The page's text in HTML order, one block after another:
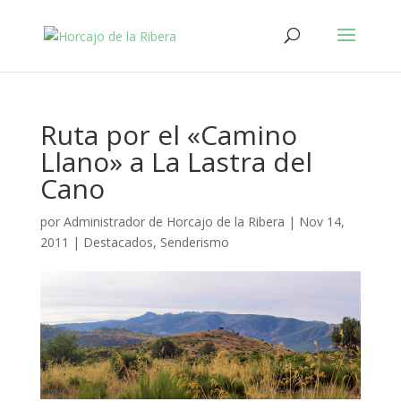
Ruta por el «Camino
Llano» a La Lastra del
Cano
por Administrador de Horcajo de la Ribera | Nov 14,
2011 | Destacados, Senderismo